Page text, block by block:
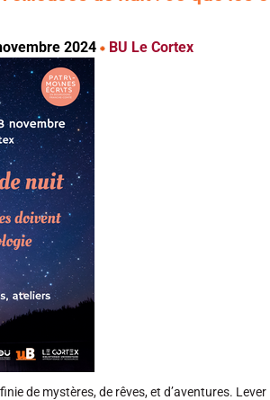
2024 BU Le Cortex
de mystères, de rêves, et d’aventures.